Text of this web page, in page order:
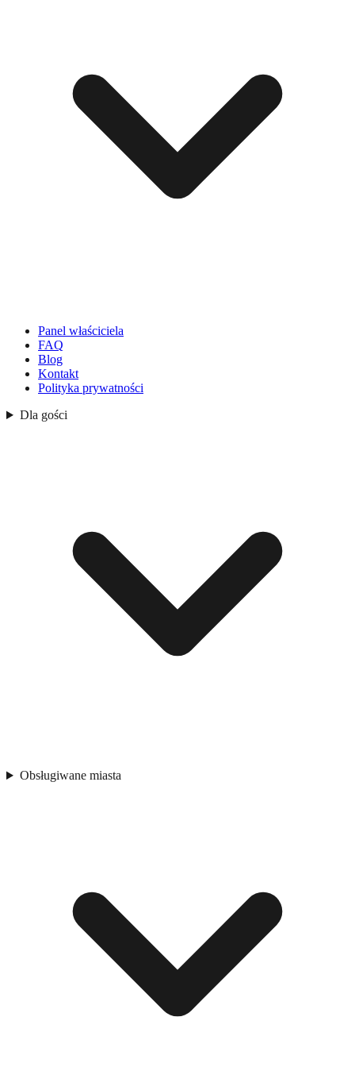
Panel właściciela
FAQ
Blog
Kontakt
Polityka prywatności
Dla gości
Obsługiwane miasta